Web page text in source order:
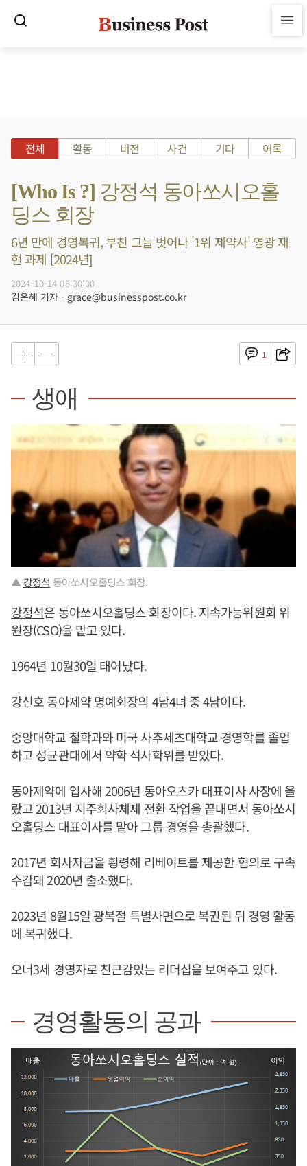
전체 활동 비전 사건 기타 어록
[Who Is ?] 강정석 동아쏘시오홀
딩스 회장
6년 만에 경영복귀, 부친 그늘 벗어나 '1위 제약사' 영광 재
현 과제 [2024년]
2024-10-14 08:30:00
김은혜 기자 - grace@businesspost.co.kr
1
생애
▲ 강정석 동아쏘시오홀딩스 회장.
강정석은 동아쏘시오홀딩스 회장이다. 지속가능위원회 위
원장(CSO)을 맡고 있다.
1964년 10월30일 태어났다.
강신호 동아제약 명예회장의 4남4녀 중 4남이다.
중앙대학교 철학과와 미국 사추세츠대학교 경영학를 졸업
하고 성균관대에서 약학 석사학위를 받았다.
동아제약에 입사해 2006년 동아오츠카 대표이사 사장에 올
랐고 2013년 지주회사체제 전환 작업을 끝내면서 동아쏘시
오홀딩스 대표이사를 맡아 그룹 경영을 총괄했다.
2017년 회사자금을 횡령해 리베이트를 제공한 혐의로 구속
수감돼 2020년 출소했다.
2023년 8월15일 광복절 특별사면으로 복권된 뒤 경영 활동
에 복귀했다.
오너3세 경영자로 친근감있는 리더십을 보여주고 있다.
경영활동의 공과